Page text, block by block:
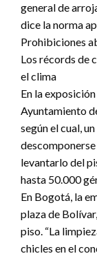
general de
dice la norma
Prohibiciones
Los récords de
el clima
En la
Ayuntamiento
según el cual,
levantarlo del
hasta 50.000
En Bogotá, la
plaza de
piso. “La
chicles en el